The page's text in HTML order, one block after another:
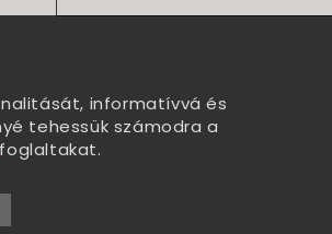
informatívvá és
tehessük számodra a
foglaltakat.